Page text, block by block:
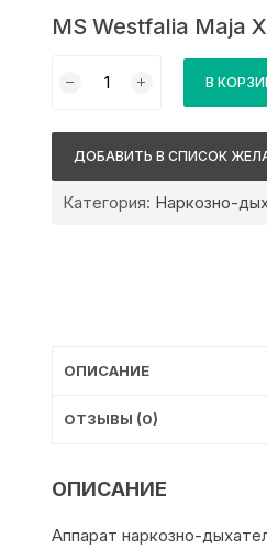
MS Westfalia Maja
товара
X50
В
ДОБАВИТЬ В СПИСОК
Категория: Наркозно-
ОПИСАНИЕ
ОТЗЫВЫ (0)
ОПИСАНИЕ
Аппарат наркозно-